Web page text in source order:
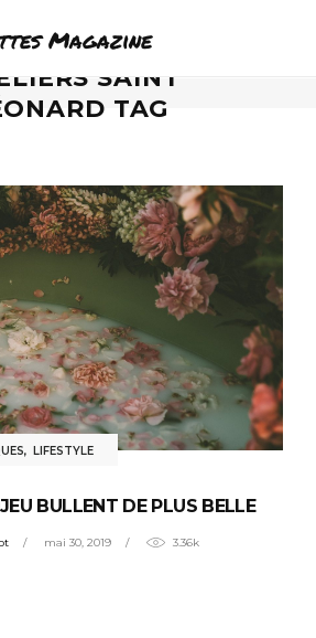
Magazine
SAINT
TAG
, LIFESTYLE
BULLENT DE PLUS BELLE
mai 30, 2019 3.36k